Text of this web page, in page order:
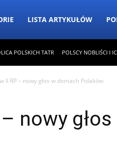
LISTA ARTYKUŁÓW
POLSKICH TATR POLSCY NOBLIŚCI I
II RP – nowy głos w domach Polaków
nowy